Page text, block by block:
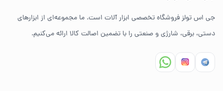
ضمانت اصالت کالا
مشاوره تخصصی خرید ابزار
جی اس تولز فروشگاه تخصصی ابزار آلات است. ما مجموعه‌ای از ابزارهای
دستی، برقی، شارژی و صنعتی را با تضمین اصالت کالا ارائه می‌کنیم.